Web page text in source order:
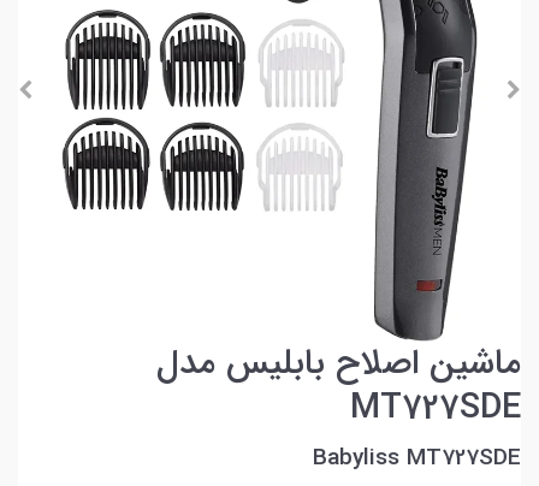
ماشین اصلاح بابلیس مدل
MT727SDE
Babyliss MT727SDE